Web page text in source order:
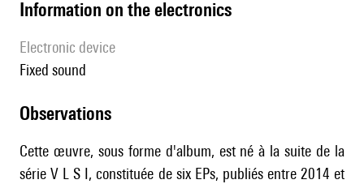
Information on the electronics
Electronic device
fixed sound
observations
Cette œuvre, sous forme d'album, est né à la suite de la
série V L S I, constituée de six EPs, publiés entre 2014 et